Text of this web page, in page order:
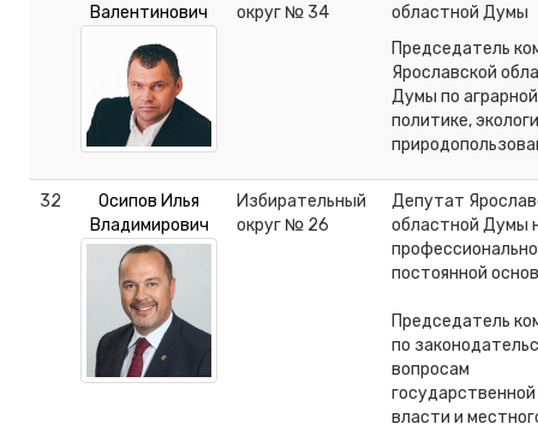
Валентинович округ № 34
областной Думы
Председатель
Ярославской
Думы по аграрной
политике,
32
Осипов Илья
Владимирович
Избирательный
округ № 26
Депутат
областной Думы
постоянной
Председатель
по
вопросам
государственной
власти и